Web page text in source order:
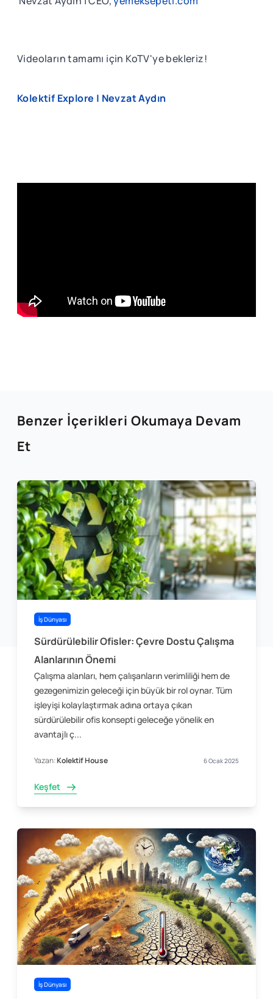
Videoların tamamı için KoTV'ye bekleriz!
Kolektif Explore | Nevzat Aydın
Benzer İçerikleri Okumaya Devam
Et
İş Dünyası
Sürdürülebilir Ofisler: Çevre Dostu Çalışma
Alanlarının Önemi
Çalışma alanları, hem çalışanların verimliliği hem de
gezegenimizin geleceği için büyük bir rol oynar. Tüm
işleyişi kolaylaştırmak adına ortaya çıkan
sürdürülebilir ofis konsepti geleceğe yönelik en
avantajlı ç...
Yazan:Kolektif House 6 Ocak 2025
Keşfet
İş Dünyası